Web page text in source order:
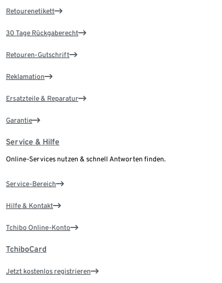
Retourenetikett
30 Tage Rückgaberecht
Retouren-Gutschrift
Reklamation
Ersatzteile & Reparatur
Garantie
Service & Hilfe
Online-Services nutzen & schnell Antworten finden.
Service-Bereich
Hilfe & Kontakt
Tchibo Online-Konto
TchiboCard
Jetzt kostenlos registrieren